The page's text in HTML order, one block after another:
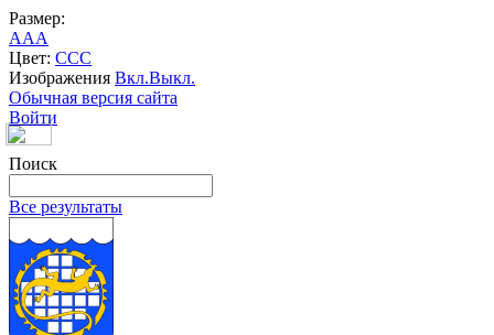
Размер:
AAA
Цвет: CCC
Изображения Вкл.Выкл.
Обычная версия сайта
Войти
Поиск
Все результаты